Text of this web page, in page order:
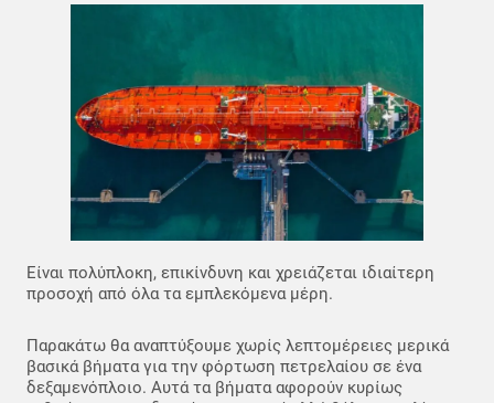
Είναι πολύπλοκη, επικίνδυνη και χρειάζεται ιδιαίτερη
προσοχή από όλα τα εμπλεκόμενα μέρη.
Παρακάτω θα αναπτύξουμε χωρίς λεπτομέρειες μερικά
βασικά βήματα για την φόρτωση πετρελαίου σε ένα
δεξαμενόπλοιο. Αυτά τα βήματα αφορούν κυρίως